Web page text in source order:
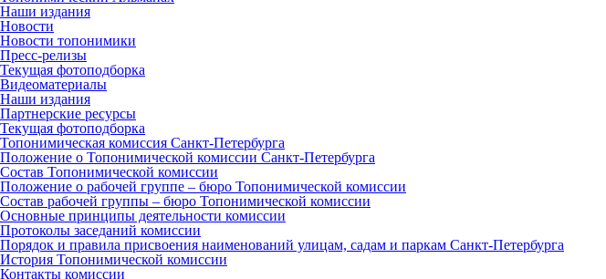
Наши издания
Новости
Новости топонимики
Пресс‑релизы
Текущая фотоподборка
Видеоматериалы
Наши издания
Партнерские ресурсы
Текущая фотоподборка
Топонимическая комиссия Санкт‑Петербурга
Положение о Топонимической комиссии Санкт‑Петербурга
Состав Топонимической комиссии
Положение о рабочей группе – бюро Топонимической комиссии
Состав рабочей группы – бюро Топонимической комиссии
Основные принципы деятельности комиссии
Протоколы заседаний комиссии
Порядок и правила присвоения наименований улицам, садам и паркам Санкт‑Петербурга
История Топонимической комиссии
Контакты комиссии